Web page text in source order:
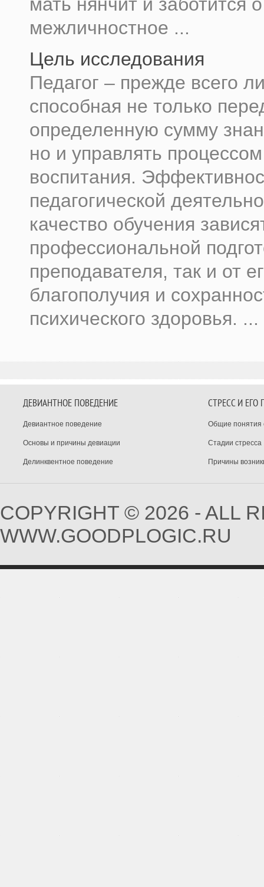
межличностное ...
Цель исследования
Педагог – прежде всего
способная не только
определенную сумму
но и управлять
воспитания.
педагогической
качество обучения
профессиональной
преподавателя, так и от
благополучия и
психического здоровья. ...
ДЕВИАНТНОЕ ПОВЕДЕНИЕ
Девиантное поведение
Основы и причины девиации
Делинквентное поведение
СТРЕСС И ЕГО
Общие понятия
Стадии стресса
Причины
COPYRIGHT © 2026 - ALL
WWW.GOODPLOGIC.RU